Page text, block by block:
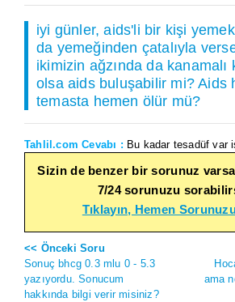
iyi günler, aids'li bir kişi
da yemeğinden çatalıyla
ikimizin ağzında da kanamalı
olsa aids buluşabilir mi? Aids
temasta hemen ölür mü?
Tahlil.com Cevabı : Bu kadar tesadüf var
Sizin de benzer bir sorunuz varsa
7/24 sorunuzu
Tıklayın, Hemen
<< Önceki Soru
Sonuç bhcg 0.3 mlu 0 - 5.3
yazıyordu. Sonucum
hakkında bilgi verir misiniz?
ama